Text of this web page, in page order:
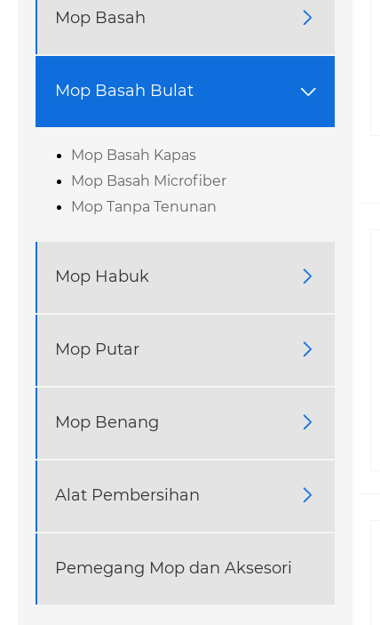
Mop Basah Bulat Rongfu digunakan secara
pembersihan lantai yang cekap dan teliti. Ia
rumah. Disokong oleh perkhidmatan selepas
bukan sahaja mendapat produk berkualiti, tetapi
bersedia untuk memenuhi keperluan borong
Mop Basah 
Mop Basah Bulat 
Mop Basah Kapas
Mop Basah Microfiber
Mop Tanpa Tenunan
Mop Habuk 
Mop Putar 
Mop Benang 
Alat Pembersihan 
Pemegang Mop dan Aksesori